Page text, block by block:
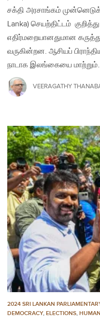
சக்தி அரசாங்கம்
Lanka) செயற்திட்டம்
எதிர்மறையானதுமான
வருகின்றன. ஆசியப்
நாடாக இலங்கையை
VEERAGATHY
2024 SRI LANKAN
DEMOCRACY, ELECTIONS,